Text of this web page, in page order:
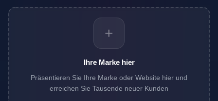
+
Ihre Marke hier
Präsentieren Sie Ihre Marke oder Website hier und
erreichen Sie Tausende neuer Kunden